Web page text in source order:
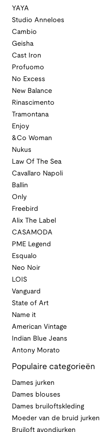
YAYA
Studio Anneloes
Cambio
Geisha
Cast Iron
Profuomo
No Excess
New Balance
Rinascimento
Tramontana
Enjoy
&Co Woman
Nukus
Law Of The Sea
Cavallaro Napoli
Ballin
Only
Freebird
Alix The Label
CASAMODA
PME Legend
Esqualo
Neo Noir
LOIS
Vanguard
State of Art
Name it
American Vintage
Indian Blue Jeans
Antony Morato
Populaire categorieën
Dames jurken
Dames blouses
Dames bruiloftskleding
Moeder van de bruid jurken
Bruiloft avondjurken